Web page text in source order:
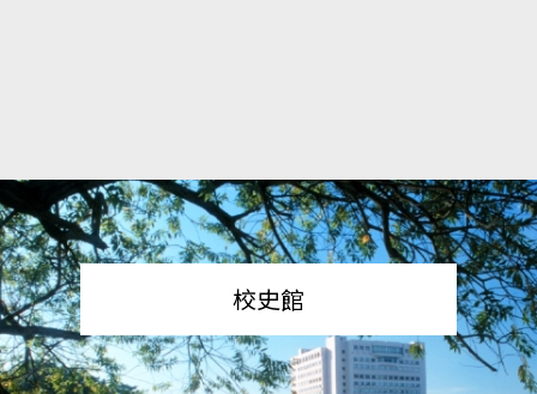
校史館